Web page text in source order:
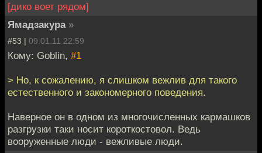
[дико воет рядом]
Ямадзакура »
#53 | 09.01.11 22:59
Кому: Goblin, #1
> Но, к сожалению, я слишком вежлив для такого
естественного и закономерного поведения.
Наверное он в одном из многочисленных кармашков
разгрузки таки носит короткостовол. Ведь
вооруженные люди - вежливые люди.